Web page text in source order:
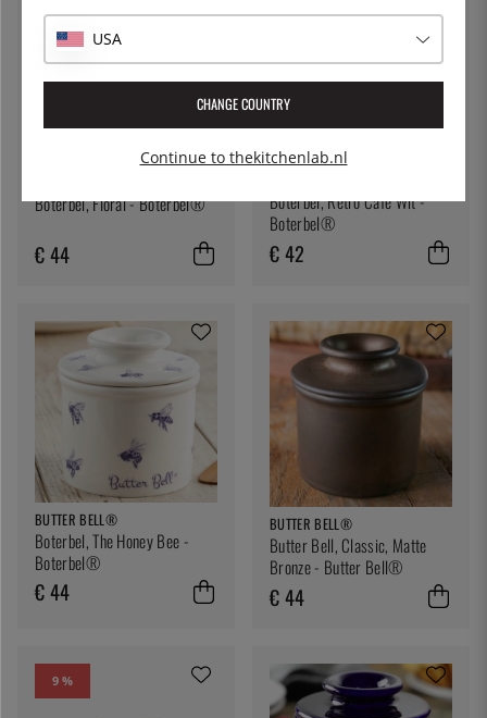
Boterbel, Floral - Boterbel®
€ 44
Boterbel, Retro Café Wit -
Boterbel®
€ 42
BUTTER BELL®
Boterbel, The Honey Bee -
Boterbel®
€ 44
BUTTER BELL®
Butter Bell, Classic, Matte
Bronze - Butter Bell®
€ 44
9 %
USA
CHANGE COUNTRY
Continue to thekitchenlab.nl